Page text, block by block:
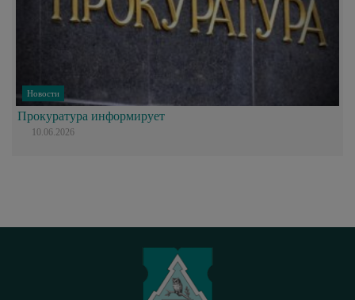
Новости
Прокуратура информирует
10.06.2026